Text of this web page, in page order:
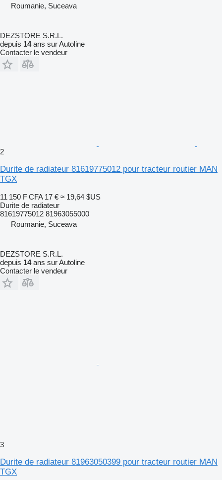
Roumanie, Suceava
DEZSTORE S.R.L.
depuis 14ans sur Autoline
Contacter le vendeur
2
Durite de radiateur 81619775012 pour tracteur routier MAN
TGX
11 150 F CFA 17 € ≈ 19,64 $US
Durite de radiateur
81619775012 81963055000
Roumanie, Suceava
DEZSTORE S.R.L.
depuis 14ans sur Autoline
Contacter le vendeur
3
Durite de radiateur 81963050399 pour tracteur routier MAN
TGX